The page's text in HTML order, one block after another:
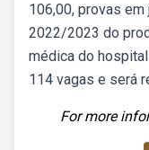
106,00, provas
2022/2023 do
médica do
114 vagas e será
For more